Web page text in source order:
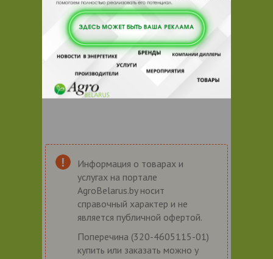
Информация о товарах и
услугах на портале
AgroBelarus.by носит
справочный характер и не
является публичной офертой.
Поперечина (320-4605115-01)
купить или заказать можно у